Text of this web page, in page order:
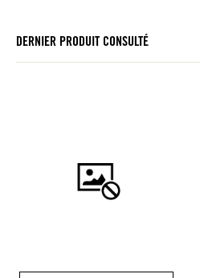
DERNIER PRODUIT CONSULTÉ